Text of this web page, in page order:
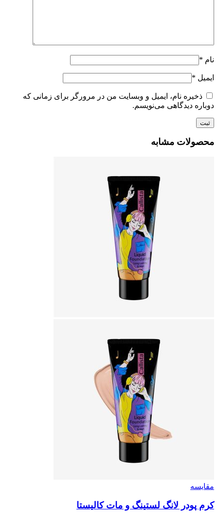
نام *
ایمیل *
ذخیره نام، ایمیل و وبسایت من در مرورگر برای زمانی که
دوباره دیدگاهی می‌نویسم.
محصولات مشابه
مقایسه
کرم پودر لانگ لستینگ و مات کالیستا